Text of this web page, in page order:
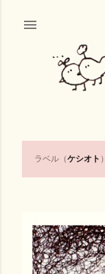
スキップ
投
ラベル（ケシオト